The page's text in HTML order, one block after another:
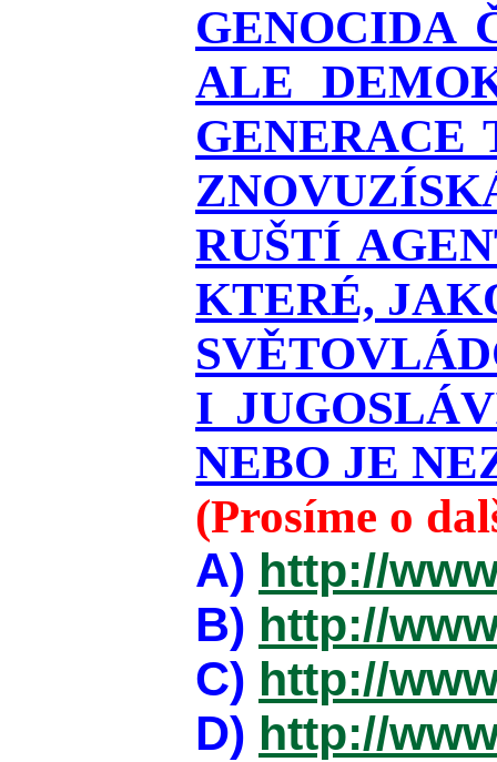
GENOCIDA
ALE
RUŠTÍ
KTERÉ,
I
NEBO JE
(Prosíme o
A) http://
B) http://
C) http://
D) http://